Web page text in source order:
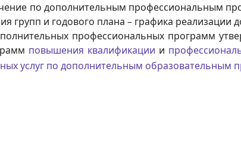
по дополнительным профессиональным
групп и годового плана – графика
профессиональных программ
повышения квалификации и
услуг по дополнительным образовательным
квалификации